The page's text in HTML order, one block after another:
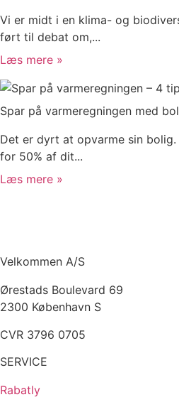
Vi er midt i en klima- og
ført til debat om,...
Læs mere »
Spar på varmeregningen med
Det er dyrt at opvarme sin
for 50% af dit...
Læs mere »
Velkommen A/S
Ørestads Boulevard 69
2300 København S
CVR 3796 0705
SERVICE
Rabatly